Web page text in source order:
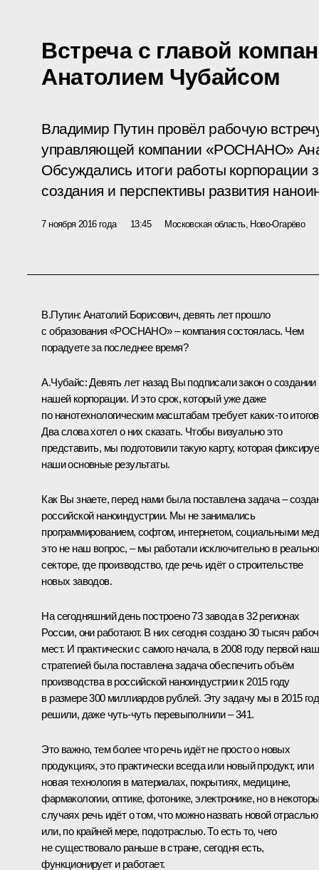
Встреча с главой
Анатолием Чубайсом
Владимир Путин провёл рабочую
управляющей компании «РОСНАНО»
Обсуждались итоги работы корпорации
создания и перспективы развития
7 ноября 2016 года 13:45 Московская область, Ново-Огарёво
В.Путин: Анатолий Борисович, девять лет прошло
с образования «РОСНАНО» – компания состоялась. Чем
порадуете за последнее время?
А.Чубайс:Девять лет назад Вы подписали закон о создании
нашей корпорации. И это срок, который уже даже
по нанотехнологическим масштабам требует каких‑то
Два слова хотел о них сказать. Чтобы визуально это
представить, мы подготовили такую карту, которая
наши основные результаты.
Как Вы знаете, перед нами была поставлена задача –
российской наноиндустрии. Мы не занимались
программированием, софтом, интернетом, социальными
это не наш вопрос, – мы работали исключительно в
секторе, где производство, где речь идёт о строительстве
новых заводов.
На сегодняшний день построено 73 завода в 32 регионах
России, они работают. В них сегодня создано 30 тысяч
мест. И практически с самого начала, в 2008 году первой
стратегией была поставлена задача обеспечить объём
производства в российской наноиндустрии к 2015 году
в размере 300 миллиардов рублей. Эту задачу мы в 2015
решили, даже чуть-чуть перевыполнили – 341.
Это важно, тем более что речь идёт не просто о новых
продукциях, это практически всегда или новый продукт, или
новая технология в материалах, покрытиях, медицине,
фармакологии, оптике, фотонике, электронике, но в
случаях речь идёт о том, что можно назвать новой отраслью
или, по крайней мере, подотраслью. То есть то, чего
не существовало раньше в стране, сегодня есть,
функционирует и работает.